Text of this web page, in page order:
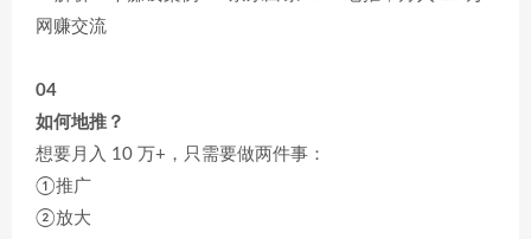
04
如何地推？
想要月入 10 万+，只需要做两件事：
①推广
②放大